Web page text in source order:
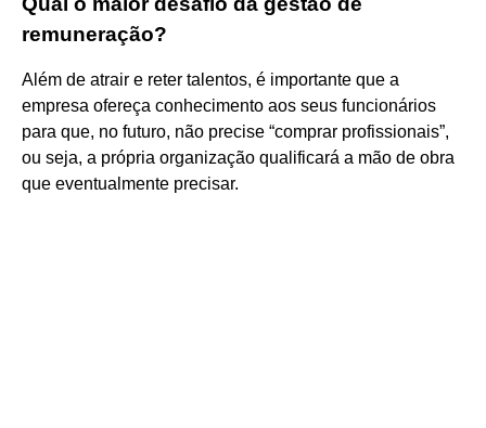
remuneração?
Além de atrair e reter talentos, é importante que a
empresa ofereça conhecimento aos seus funcionários
para que, no futuro, não precise “comprar profissionais”,
ou seja, a própria organização qualificará a mão de obra
que eventualmente precisar.